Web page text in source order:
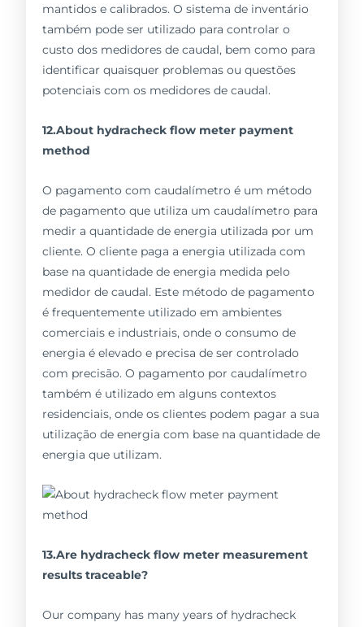
mantidos e calibrados. O sistema de inventário
também pode ser utilizado para controlar o
custo dos medidores de caudal, bem como para
identificar quaisquer problemas ou questões
potenciais com os medidores de caudal.
12.About hydracheck flow meter payment
method
O pagamento com caudalímetro é um método
de pagamento que utiliza um caudalímetro para
medir a quantidade de energia utilizada por um
cliente. O cliente paga a energia utilizada com
base na quantidade de energia medida pelo
medidor de caudal. Este método de pagamento
é frequentemente utilizado em ambientes
comerciais e industriais, onde o consumo de
energia é elevado e precisa de ser controlado
com precisão. O pagamento por caudalímetro
também é utilizado em alguns contextos
residenciais, onde os clientes podem pagar a sua
utilização de energia com base na quantidade de
energia que utilizam.
13.Are hydracheck flow meter measurement
results traceable?
Our company has many years of hydracheck